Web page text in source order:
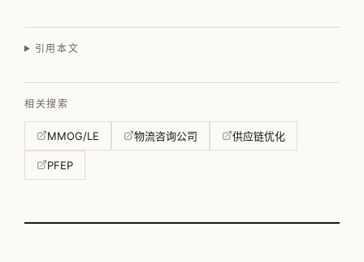
引用本文
相关搜索
MMOG/LE 物流咨询公司 供应链优化
PFEP